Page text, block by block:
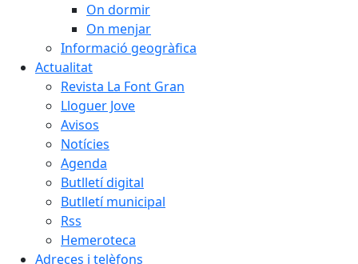
On dormir
On menjar
Informació geogràfica
Actualitat
Revista La Font Gran
Lloguer Jove
Avisos
Notícies
Agenda
Butlletí digital
Butlletí municipal
Rss
Hemeroteca
Adreces i telèfons